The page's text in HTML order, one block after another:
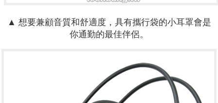
▲ 想要兼顧音質和舒適度，具有攜行袋的小耳罩會是
你通勤的最佳伴侶。